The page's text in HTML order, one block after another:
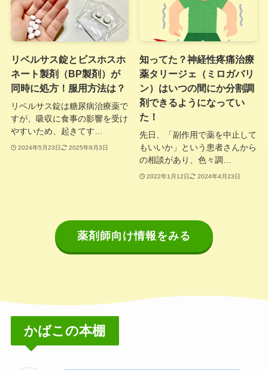
リベルサス錠とビスホスホ
ネート製剤（BP製剤）が
同時に処方！服用方法は？
リベルサス錠は糖尿病治療薬で
すが、吸収に食事の影響を受け
やすいため、起きてす…
2024年5月23日 2025年8月3日
知ってた？神経性疼痛治療
薬タリージェ（ミロガバリ
ン）はいつの間にか分割調
剤できるようになってい
た！
先日、「副作用で薬を中止して
もいいか」という患者さんから
の相談があり、色々調…
2022年1月12日 2024年4月23日
薬剤師向け情報をみる
かばこの本棚